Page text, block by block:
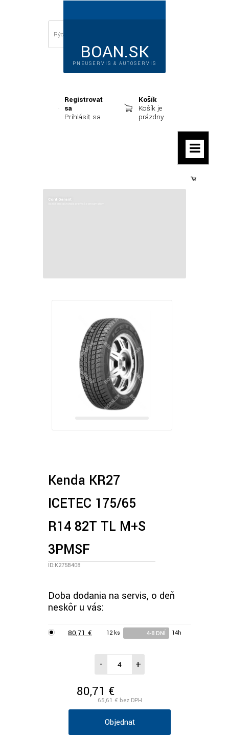
BOAN.SK
PNEUSERVIS & AUTOSERVIS
Registrovať
sa
Prihlásiť sa
Košík
Košík je
prázdny
ContiGarant
Kenda KR27
ICETEC 175/65
R14 82T TL M+S
3PMSF
ID:K275B408
Doba dodania na servis, o deň
neskôr u vás:
80,71 € 12 ks 4-8 DNÍ 14h
- +
80,71 €
65,61 € bez DPH
Objednať